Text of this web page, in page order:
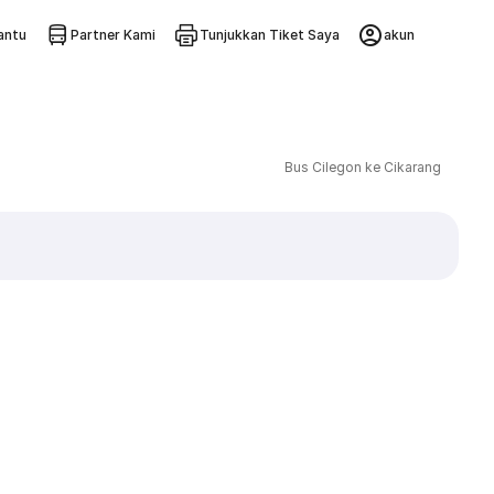
Partner Kami Tunjukkan Tiket Saya akun
Bus Cilegon ke Cikarang